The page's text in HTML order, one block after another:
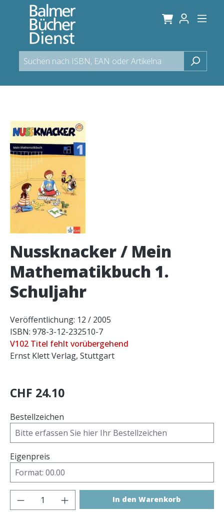
springen
Bildergalerie überspringen
Nussknacker / Mein
Mathematikbuch 1.
Schuljahr
Veröffentlichung: 12 / 2005
ISBN: 978-3-12-232510-7
V102 Titel fehlt vorübergehend
Ernst Klett Verlag, Stuttgart
CHF 24.10
Bestellzeichen
Eigenpreis
Produkt Anzahl: Gib den gewünschten
In den Warenkorb